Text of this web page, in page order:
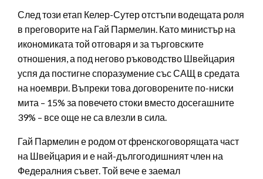
След този етап Келер-Сутер отстъпи водещата роля
в преговорите на Гай Пармелин. Като министър на
икономиката той отговаря и за търговските
отношения, а под негово ръководство Швейцария
успя да постигне споразумение със САЩ в средата
на ноември. Въпреки това договорените по-ниски
мита – 15% за повечето стоки вместо досегашните
39% – все още не са влезли в сила.
Гай Пармелин е родом от френскоговорящата част
на Швейцария и е най-дългогодишният член на
Федералния съвет. Той вече е заемал